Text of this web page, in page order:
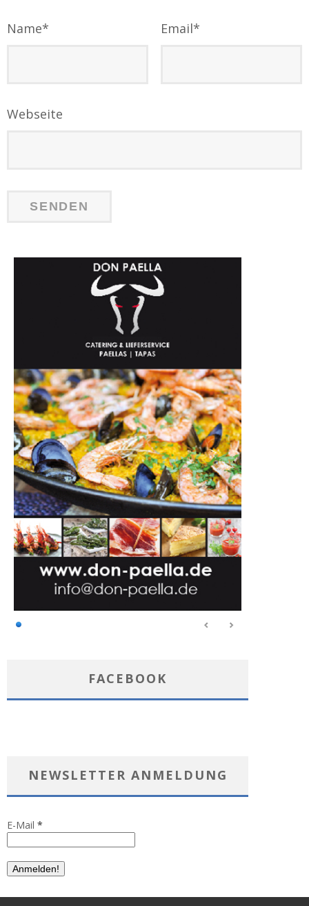
Name* Email*
Webseite
FACEBOOK
NEWSLETTER ANMELDUNG
E-Mail *